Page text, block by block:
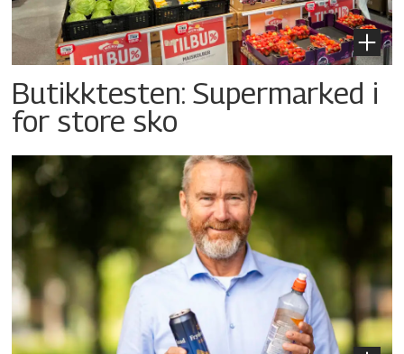
Butikktesten: Supermarked i
for store sko